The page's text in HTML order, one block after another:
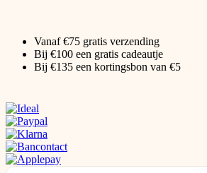
Vanaf €75 gratis verzending
Bij €100 een gratis cadeautje
Bij €135 een kortingsbon van €5